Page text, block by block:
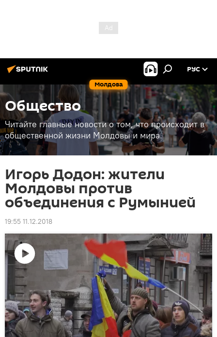
Молдова
РУС
Общество
Читайте главные новости о том, что происходит в
общественной жизни Молдовы и мира.
Игорь Додон: жители
Молдовы против
объединения с Румынией
19:55 11.12.2018
Воспроизвести
видео